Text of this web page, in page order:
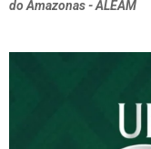
do Amazonas - ALEAM